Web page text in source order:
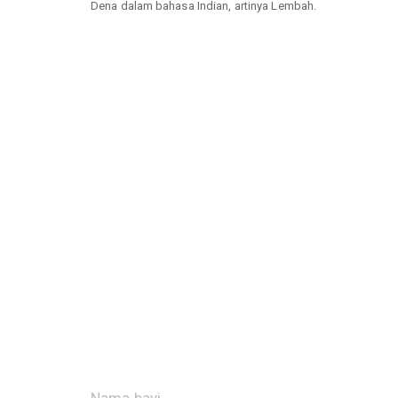
Dena dalam bahasa Indian, artinya Lembah.